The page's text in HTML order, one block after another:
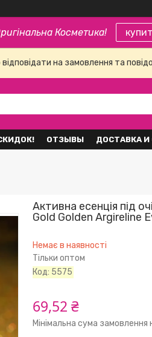
Косметика!
на замовлення та
ОТЗЫВЫ ДОСТАВКА И
Активна есенція під
Gold Golden Argireline
Немає в наявності
Тільки оптом
Код: 5575
69,52 ₴
Мінімальна сума